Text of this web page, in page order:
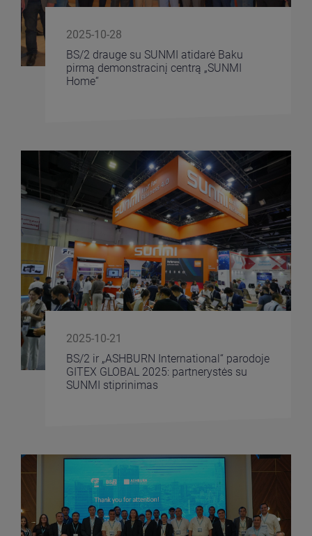
2025-10-28
BS/2 drauge su SUNMI atidarė Baku
pirmą demonstracinį centrą „SUNMI
Home“
2025-10-21
BS/2 ir „ASHBURN International“ parodoje
GITEX GLOBAL 2025: partnerystės su
SUNMI stiprinimas